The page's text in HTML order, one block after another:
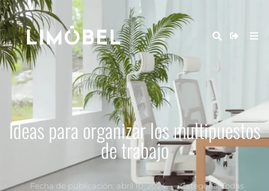
Ideas para organizar los multipuestos
de trabajo
Fecha de publicación: abril 10, 2024 Categoría:Todas